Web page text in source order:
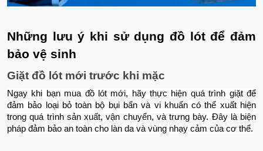
Những lưu ý khi sử dụng đồ lót để đảm
bảo vệ sinh
Giặt đồ lót mới trước khi mặc
Ngay khi bạn mua đồ lót mới, hãy thực hiện quá trình giặt để
đảm bảo loại bỏ toàn bộ bụi bẩn và vi khuẩn có thể xuất hiện
trong quá trình sản xuất, vận chuyển, và trưng bày. Đây là biện
pháp đảm bảo an toàn cho làn da và vùng nhạy cảm của cơ thể.